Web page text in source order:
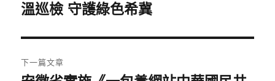
導
覽
一
文
章:
溫巡檢 守護綠色希冀
下一篇文章